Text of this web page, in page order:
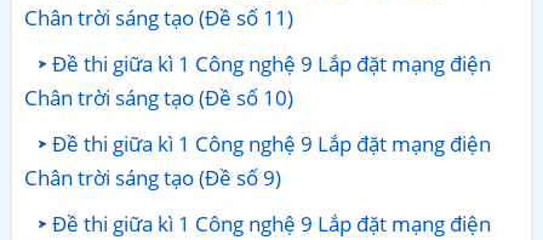
Chân trời sáng tạo (Đề số 11)
Đề thi giữa kì 1 Công nghệ 9 Lắp đặt mạng điện
Chân trời sáng tạo (Đề số 10)
Đề thi giữa kì 1 Công nghệ 9 Lắp đặt mạng điện
Chân trời sáng tạo (Đề số 9)
Đề thi giữa kì 1 Công nghệ 9 Lắp đặt mạng điện